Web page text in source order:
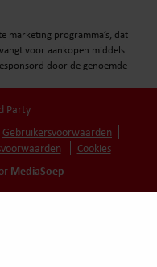
marketing programma’s, dat
voor aankopen middels
door de genoemde
Party
Gebruikersvoorwaarden
Cookies
MediaSoep